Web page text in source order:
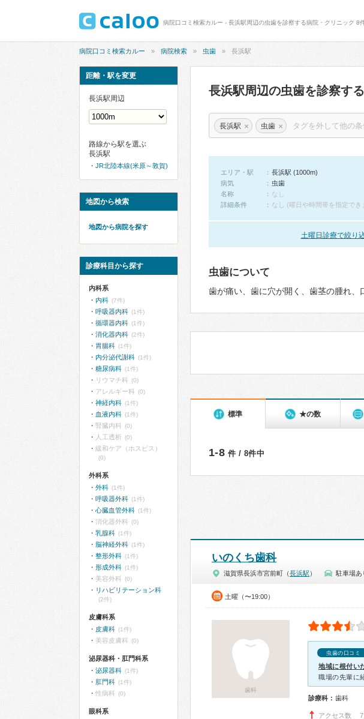
病院口コミ検索カルー - 長浜駅周辺の虫歯を診察する病院・クリニック 8
病院口コミ検索カルー 病院検索 虫歯 長浜駅
長浜駅周辺の虫歯を診察す
長浜駅 × 虫歯 ×
エリア・駅
長浜駅 (1000m)
病気
虫歯
名称
なし
詳細条件
なし (曜日や時間帯を指定でき
土曜日診療で絞り
虫歯について
歯が痛い、歯に穴が開く、歯茎の腫れ、
標準 ★の数
1-8 件 / 8件中
いのくち歯科
滋賀県長浜市宮前町（長浜駅 ） 駐車場あ
土曜（〜19:00）
歯科
虫歯の口コミ
地域に根付い
診療科： 歯科
アクセス数 7
距離・駅を変更
長浜駅周辺
路線から駅を選ぶ
長浜駅
JR北陸本線(米原～敦賀)
地図から検索
地図から病院を探す
診療科目から探す
内科系
内科 (7件)
呼吸器内科 (1件)
循環器内科 (1件)
消化器内科 (2件)
胃腸科 (1件)
内分泌代謝科 (1件)
糖尿病科 (1件)
リウマチ科 (0)
アレルギー科 (0)
神経内科 (1件)
血液内科 (1件)
腎臓内科 (0)
人工透析 (0)
緩和ケア（ホスピス）
(0)
外科系
外科 (1件)
呼吸器外科 (1件)
心臓血管外科 (1件)
消化器外科 (0)
乳腺科 (1件)
脳神経外科 (1件)
整形外科 (1件)
形成外科 (1件)
美容外科 (0)
リハビリテーション科
(2件)
皮膚科系
皮膚科 (1件)
美容皮膚科 (0)
泌尿器科・肛門科系
泌尿器科 (1件)
肛門科 (1件)
性病科 (0)
眼科系